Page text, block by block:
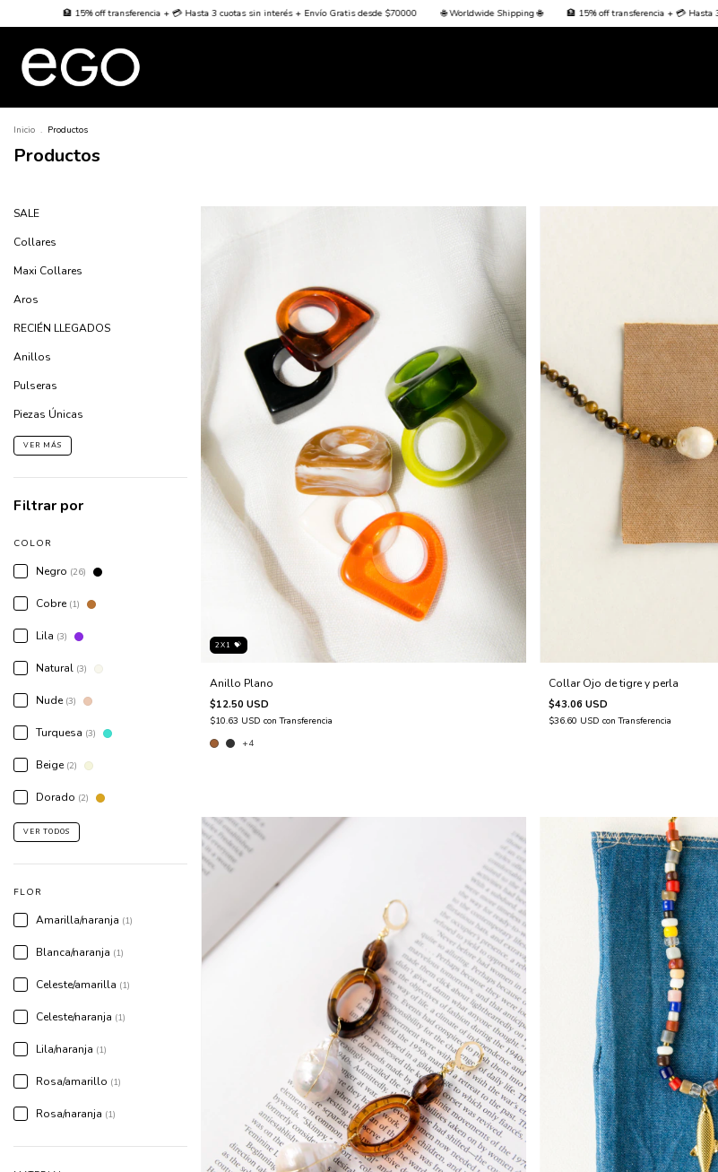
3 cuotas sin interés + Envío Gratis desde $70000 🌐 Worldwide Shipping 🌐 🏦 15% off transferencia + 💳 Hasta 3 cuotas sin interés + Envío Gratis desde $70000
Inicio . Productos
Productos
SALE
Collares
Maxi Collares
Aros
RECIÉN LLEGADOS
Anillos
Pulseras
Piezas Únicas
VER MÁS
Filtrar por
COLOR
Negro (26)
Cobre (1)
Lila (3)
Natural (3)
Nude (3)
Turquesa (3)
Beige (2)
Dorado (2)
VER TODOS
FLOR
Amarilla/naranja (1)
Blanca/naranja (1)
Celeste/amarilla (1)
Celeste/naranja (1)
Lila/naranja (1)
Rosa/amarillo (1)
Rosa/naranja (1)
2X1 💝
Anillo Plano
$12.50 USD
$10.63 USD con Transferencia
+4
Collar Ojo de tigre y perla
$43.06 USD
$36.60 USDcon Transferencia